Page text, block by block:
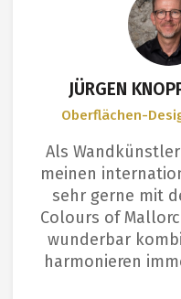
JÜRGEN
Oberflächen-
Als
meinen
sehr gerne mit
Colours of
wunderbar
harmonieren